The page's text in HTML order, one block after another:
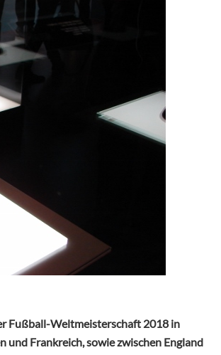
Fußball-Weltmeisterschaft 2018 in
und Frankreich, sowie zwischen England